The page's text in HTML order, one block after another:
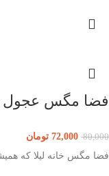
فضا مگس عجول
80,000
72,000 تومان
فضا مگس خانه لیلا که